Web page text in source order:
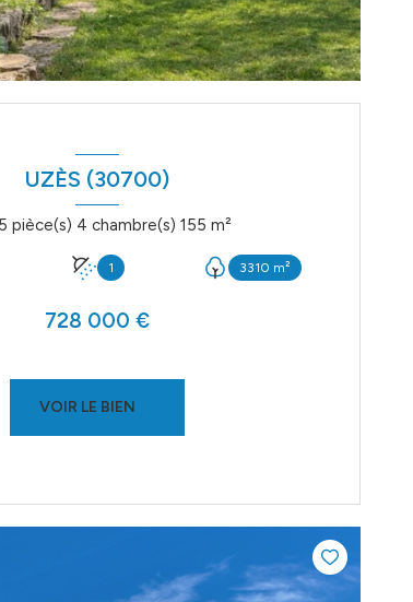
UZÈS (30700)
Villa 5 pièce(s) 4 chambre(s) 155 m²
1 3310 m²
728 000 €
VOIR LE BIEN